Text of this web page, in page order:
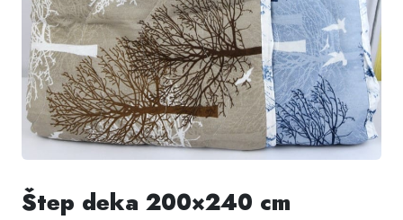
Štep deka 200×240 cm